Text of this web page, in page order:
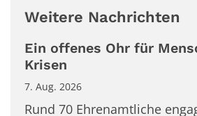
Weitere Nachrichten
Ein offenes Ohr für
Krisen
7. Aug. 2026
Rund 70 Ehrenamtliche